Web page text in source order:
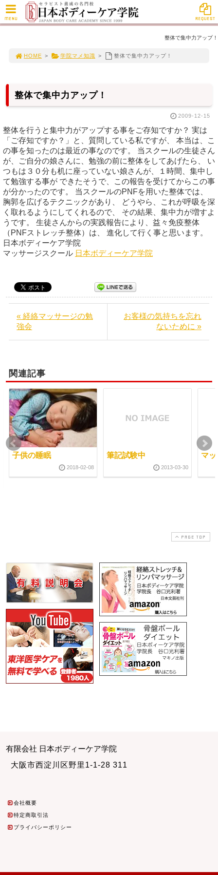
整体で集中力アップ！
HOME > 学院マメ知識 > 整体で集中力アップ！
整体で集中力アップ！
2009-12-15
整体を行うと集中力がアップする事をご存知ですか？ 実は
「ご存知ですか？」と、質問している私ですが、 本当は、こ
の事を知ったのは最近の事なのです。 当スクールの生徒さん
が、ご自分の娘さんに、勉強の前に整体をしてあげたら、 い
つもは３０分も机に座っていない娘さんが、１時間、集中し
て勉強する事が できたそうで、この報告を受けてからこの事
が分かったのです。 当スクールのPNFを用いた整体では、
胸郭を広げるテクニックがあり、 どうやら、これが呼吸を深
く取れるようにしてくれるので、 その結果、集中力が増すよ
うです。 生徒さんからの実践報告により、益々免疫整体
（PNFストレッチ整体）は、 進化して行く事と思います。
日本ボディーケア学院
マッサージスクール 日本ボディーケア学院
« 経絡マッサージの勉
強会
お客様の気持ちを忘れ
ないために »
関連記事
子供の睡眠
2018-02-08
筆記試験中
2013-03-30
マ
PAGE TOP
有限会社 日本ボディーケア学院
大阪市西淀川区野里1-1-28 311
会社概要
特定商取引法
プライバシーポリシー
MENU REQUEST